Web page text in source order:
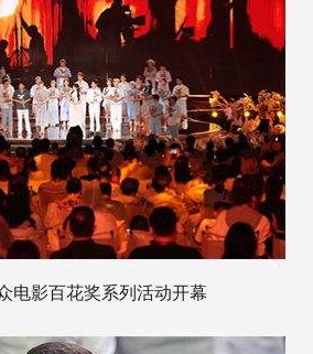
电影百花奖系列活动开幕